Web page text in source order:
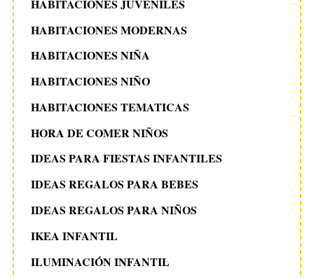
HABITACIONES JUVENILES
HABITACIONES MODERNAS
HABITACIONES NIÑA
HABITACIONES NIÑO
HABITACIONES TEMATICAS
HORA DE COMER NIÑOS
IDEAS PARA FIESTAS INFANTILES
IDEAS REGALOS PARA BEBES
IDEAS REGALOS PARA NIÑOS
IKEA INFANTIL
ILUMINACIÓN INFANTIL